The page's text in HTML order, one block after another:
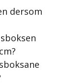
dersom